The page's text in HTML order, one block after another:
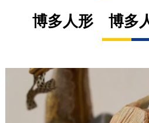
博多人形 博多